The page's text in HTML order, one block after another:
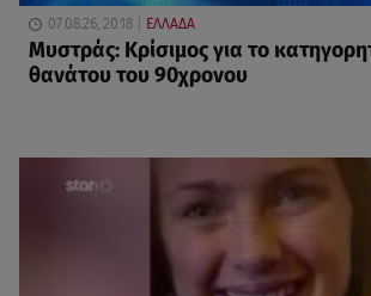
07.08.26, 20:18 ΕΛΛΑΔΑ
Μυστράς: Κρίσιμος για το
θανάτου του 90χρονου